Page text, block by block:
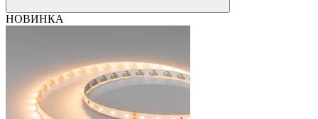
НОВИНКА